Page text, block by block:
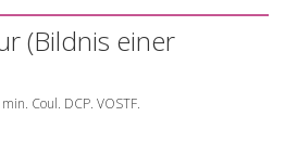
(Bildnis einer
Coul. DCP. VOSTF.